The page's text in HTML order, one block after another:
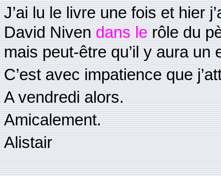
J’ai lu le livre une fois et hier
David Niven dans le rôle du
mais peut-être qu’il y aura
C’est avec impatience que
A vendredi alors.
Amicalement.
Alistair